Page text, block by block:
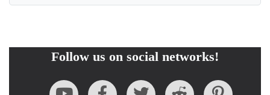
Follow us on social networks!